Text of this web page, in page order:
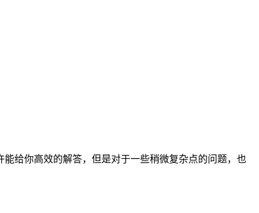
能给你高效的解答，但是对于一些稍微复杂点的问题，也